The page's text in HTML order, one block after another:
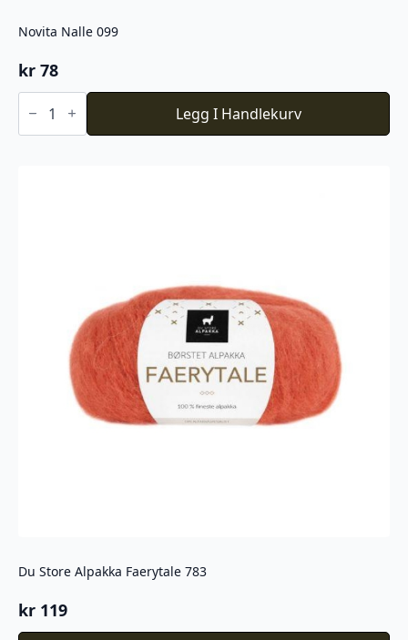
Novita Nalle 099
kr 78
Novita
Nalle
antall
Legg I Handlekurv
Du Store Alpakka Faerytale 783
kr 119